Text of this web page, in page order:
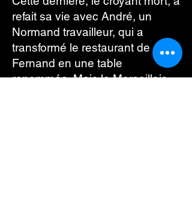
refait sa vie avec André, un
Normand travailleur, qui a
transformé le restaurant de
Fernand en une table
renommée. Mais le Marseillais